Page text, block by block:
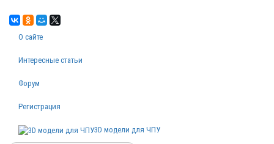
О сайте
Интересные статьи
Форум
Регистрация
3D модели для ЧПУ